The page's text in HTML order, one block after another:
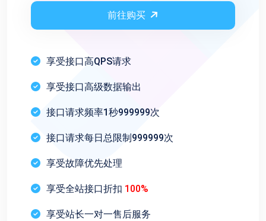
前往购买
享受接口高QPS请求
享受接口高级数据输出
接口请求频率1秒999999次
接口请求每日总限制999999次
享受故障优先处理
享受全站接口折扣 100%
享受站长一对一售后服务